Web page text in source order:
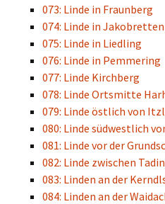
073: Linde in Fraunberg
074: Linde in
075: Linde in Liedling
076: Linde in Pemmering
077: Linde Kirchberg
078: Linde Ortsmitte
079: Linde östlich von
080: Linde südwestlich
081: Linde vor der
082: Linde zwischen
083: Linden an der
084: Linden an der